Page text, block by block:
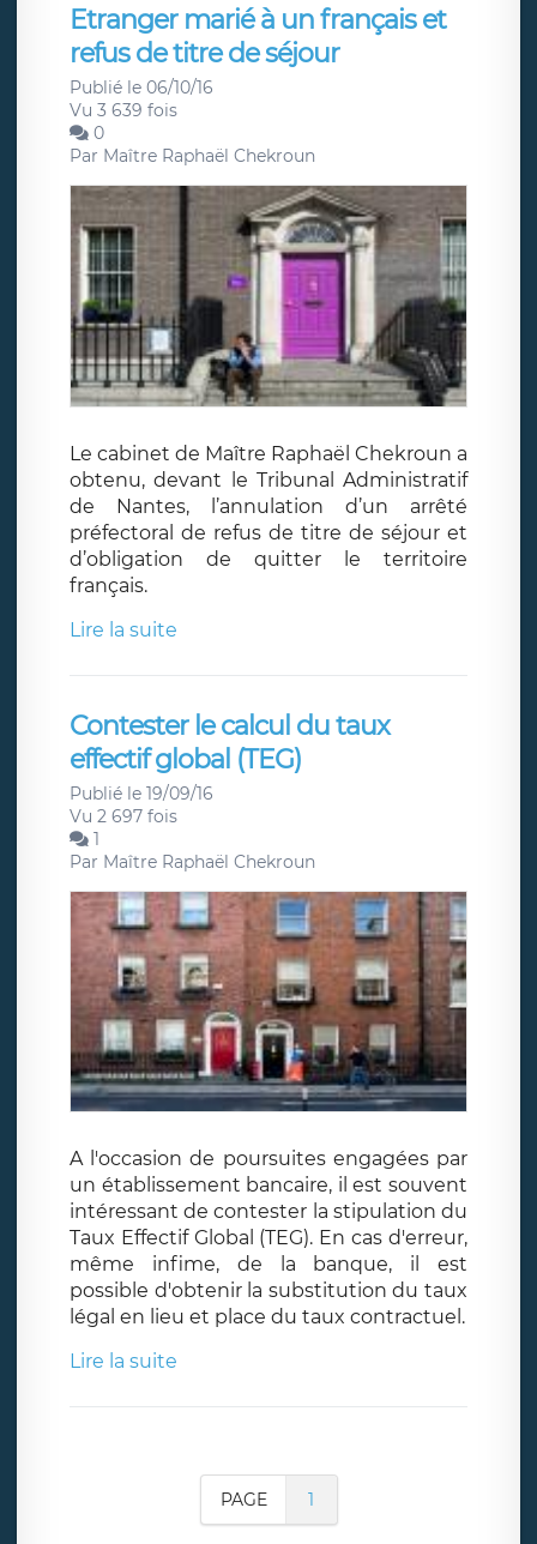
Etranger marié à un français et
refus de titre de séjour
Publié le 06/10/16
Vu 3 639 fois
0
Par Maître Raphaël Chekroun
Le cabinet de Maître Raphaël Chekroun a
obtenu, devant le Tribunal Administratif
de Nantes, l’annulation d’un arrêté
préfectoral de refus de titre de séjour et
d’obligation de quitter le territoire
français.
Lire la suite
Contester le calcul du taux
effectif global (TEG)
Publié le 19/09/16
Vu 2 697 fois
1
Par Maître Raphaël Chekroun
A l'occasion de poursuites engagées par
un établissement bancaire, il est souvent
intéressant de contester la stipulation du
Taux Effectif Global (TEG). En cas d'erreur,
même infime, de la banque, il est
possible d'obtenir la substitution du taux
légal en lieu et place du taux contractuel.
Lire la suite
PAGE 1